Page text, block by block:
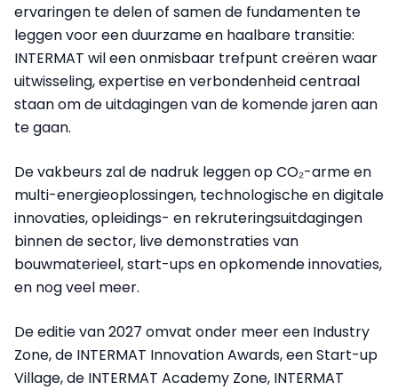
ervaringen te delen of samen de fundamenten te
leggen voor een duurzame en haalbare transitie:
INTERMAT wil een onmisbaar trefpunt creëren waar
uitwisseling, expertise en verbondenheid centraal
staan om de uitdagingen van de komende jaren aan
te gaan.
De vakbeurs zal de nadruk leggen op CO₂-arme en
multi-energieoplossingen, technologische en digitale
innovaties, opleidings- en rekruteringsuitdagingen
binnen de sector, live demonstraties van
bouwmaterieel, start-ups en opkomende innovaties,
en nog veel meer.
De editie van 2027 omvat onder meer een Industry
Zone, de INTERMAT Innovation Awards, een Start-up
Village, de INTERMAT Academy Zone, INTERMAT